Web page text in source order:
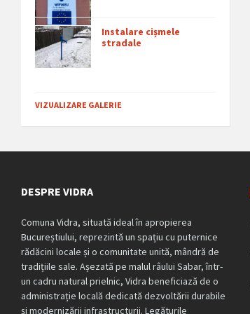
Instalare cișmele
stradale
VIZUALIZARE GALERIE
DESPRE VIDRA
Comuna Vidra, situată ideal în apropierea
Bucureștiului, reprezintă un spațiu cu puternice
rădăcini locale și o comunitate unită, mândră de
tradițiile sale. Așezată pe malul râului Sabar, într-
un cadru natural prielnic, Vidra beneficiază de o
administrație locală dedicată dezvoltării durabile
și modernizării infrastructurii. Legăturile